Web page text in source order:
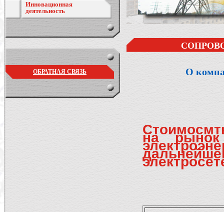
Инновационная
деятельность
ОБРАТНАЯ СВЯЗЬ О
на рынок